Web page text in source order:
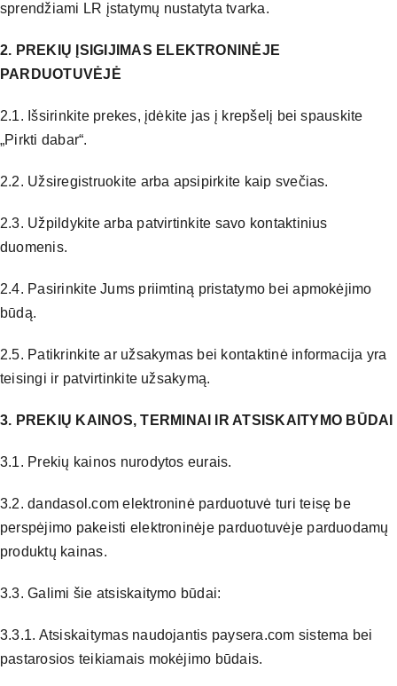
sprendžiami LR įstatymų nustatyta tvarka.
2. PREKIŲ ĮSIGIJIMAS ELEKTRONINĖJE
PARDUOTUVĖJĖ
2.1. Išsirinkite prekes, įdėkite jas į krepšelį bei spauskite
„Pirkti dabar“.
2.2. Užsiregistruokite arba apsipirkite kaip svečias.
2.3. Užpildykite arba patvirtinkite savo kontaktinius
duomenis.
2.4. Pasirinkite Jums priimtiną pristatymo bei apmokėjimo
būdą.
2.5. Patikrinkite ar užsakymas bei kontaktinė informacija yra
teisingi ir patvirtinkite užsakymą.
3. PREKIŲ KAINOS, TERMINAI IR ATSISKAITYMO BŪDAI
3.1. Prekių kainos nurodytos eurais.
3.2. dandasol.com elektroninė parduotuvė turi teisę be
perspėjimo pakeisti elektroninėje parduotuvėje parduodamų
produktų kainas.
3.3. Galimi šie atsiskaitymo būdai:
3.3.1. Atsiskaitymas naudojantis paysera.com sistema bei
pastarosios teikiamais mokėjimo būdais.